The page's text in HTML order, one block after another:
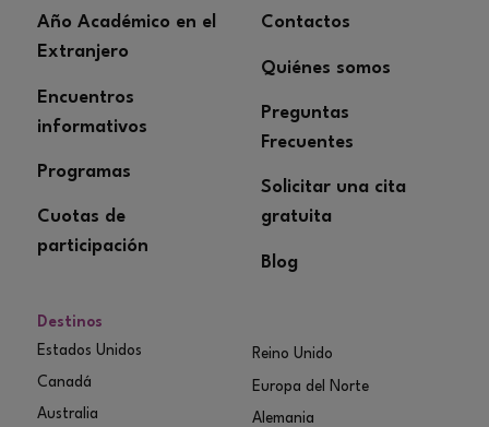
Año Académico en el
Extranjero
Encuentros
informativos
Programas
Cuotas de
participación
Contactos
Quiénes somos
Preguntas
Frecuentes
Solicitar una cita
gratuita
Blog
Destinos
Estados Unidos
Canadá
Australia
Reino Unido
Europa del Norte
Alemania